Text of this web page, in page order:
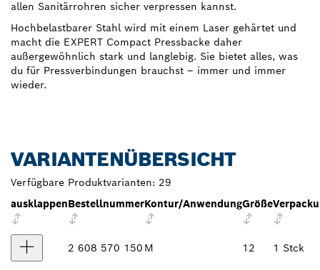
allen Sanitärrohren sicher verpressen kannst.
Hochbelastbarer Stahl wird mit einem Laser gehärtet und
macht die EXPERT Compact Pressbacke daher
außergewöhnlich stark und langlebig. Sie bietet alles, was
du für Pressverbindungen brauchst – immer und immer
wieder.
VARIANTENÜBERSICHT
Verfügbare Produktvarianten: 29
ausklappenBestellnummerKontur/AnwendungGröße
2 608 570 150 M 12 1 Stck